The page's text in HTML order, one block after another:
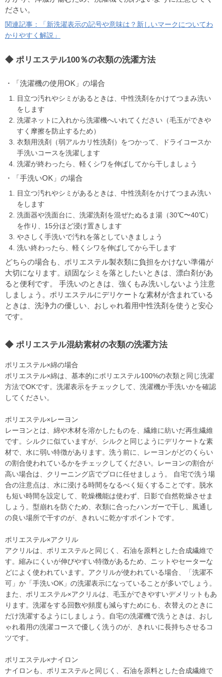
ださい。
関連記事：「新洗濯表示の記号や意味は？新しいマークについてわ
かりやすく解説」
ポリエステル100％の衣類の洗濯方法
・「洗濯機の使用OK」の場合
目立つ汚れやシミがあるときは、中性洗剤をかけてつまみ洗い
をします
洗濯ネットに入れから洗濯機へいれてください（毛玉ができや
すく摩擦を防止するため）
衣類用洗剤（弱アルカリ性洗剤）をつかって、ドライコースか
手洗いコースを洗濯します
洗濯が終わったら、軽くシワを伸ばしてから干しましょう
・「手洗いOK」の場合
目立つ汚れやシミがあるときは、中性洗剤をかけてつまみ洗い
をします
洗面器や洗面台に、洗濯洗剤を混ぜたぬるま湯（30℃〜40℃）
を作り、15分ほど浸け置きします
やさしく手洗いで汚れを落としていきましょう
洗い終わったら、軽くシワを伸ばしてから干します
どちらの場合も、ポリエステル製衣類に負担をかけない準備が
大切になります。頑固なシミを落としたいときは、漂白剤があ
ると便利です。 手洗いのときは、強くもみ洗いしないよう注意
しましょう。ポリエステルにデリケートな素材が含まれている
ときは、洗浄力の優しい、おしゃれ着用中性洗剤を使うと安心
です。
ポリエステル混紡素材の衣類の洗濯方法
ポリエステル×綿の場合
ポリエステル×綿は、基本的にポリエステル100%の衣類と同じ洗濯
方法でOKです。洗濯表示をチェックして、洗濯機か手洗いかを確認
してください。
ポリエステル×レーヨン
レーヨンとは、綿や木材を溶かしたものを、繊維に紡いだ再生繊維
です。シルクに似ていますが、シルクと同じようにデリケートな素
材で、水に弱い特徴があります。洗う前に、レーヨンがどのくらい
の割合使われているかをチェックしてください。レーヨンの割合が
高い場合は、クリーニング店でプロに任せましょう。 自宅で洗う場
合の注意点は、水に浸ける時間をなるべく短くすることです。脱水
も短い時間を設定して、乾燥機能は使わず、日影で自然乾燥させま
しょう。型崩れを防ぐため、衣類に合ったハンガーで干し、風通し
の良い場所で干すのが、きれいに乾かすポイントです。
ポリエステル×アクリル
アクリルは、ポリエステルと同じく、石油を原料とした合成繊維で
す。縮みにくいが伸びやすい特徴があるため、ニットやセーターな
どによく使われています。アクリルが使われている場合、「洗濯不
可」か「手洗いOK」の洗濯表示になっていることが多いでしょう。
また、ポリエステル×アクリルは、毛玉ができやすいデメリットもあ
ります。洗濯をする回数や頻度も減らすためにも、衣替えのときに
だけ洗濯するようにしましょう。自宅の洗濯機で洗うときは、おし
ゃれ着用の洗濯コースで優しく洗うのが、きれいに長持ちさせるコ
ツです。
ポリエステル×ナイロン
ナイロンも、ポリエステルと同じく、石油を原料とした合成繊維で